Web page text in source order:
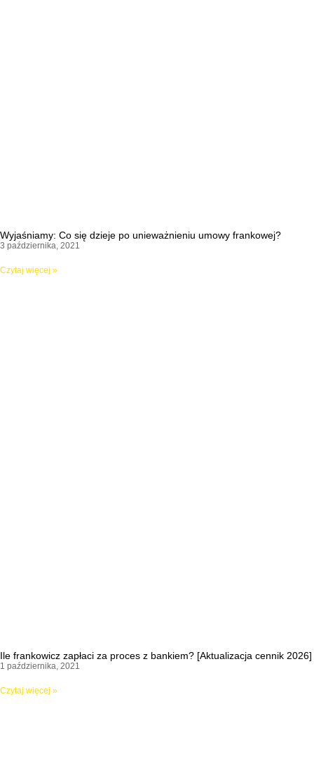
Wyjaśniamy: Co się dzieje po unieważnieniu umowy frankowej?
3 października, 2021
Czytaj więcej »
Ile frankowicz zapłaci za proces z bankiem? [Aktualizacja cennik 2026]
1 października, 2021
Czytaj więcej »